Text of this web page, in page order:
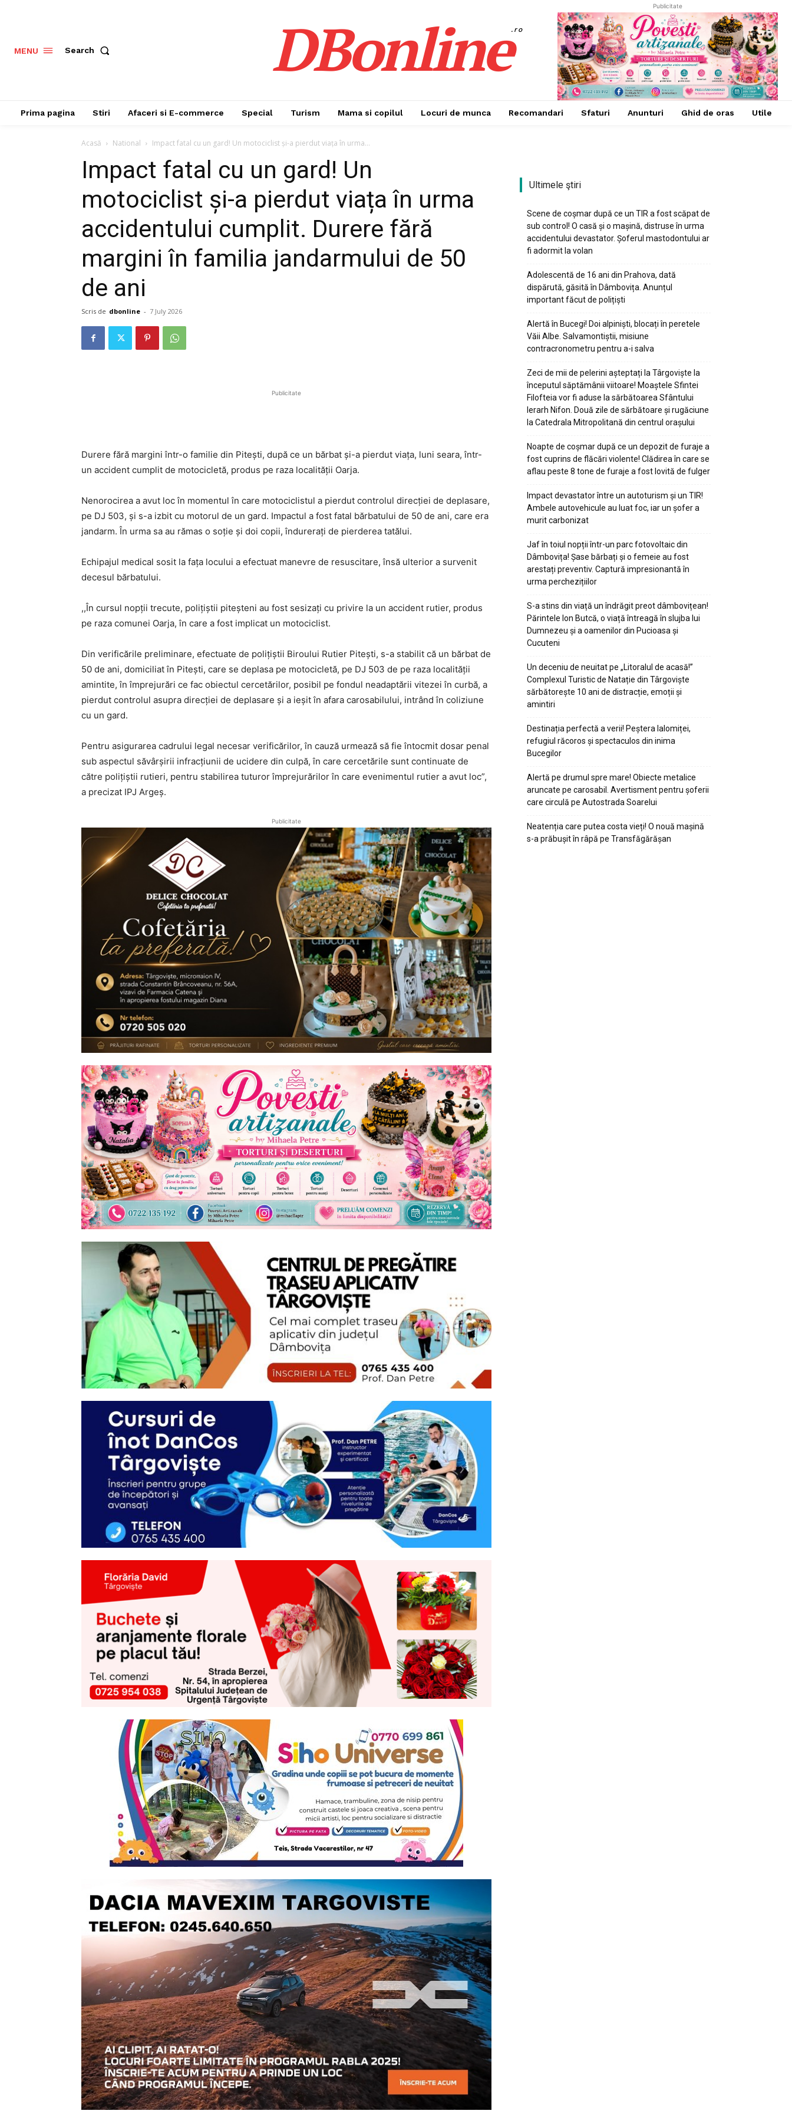
MENU Search DBonline.ro
Publicitate
Prima pagina Stiri Afaceri si E-commerce Special Turism Mama si copilul Locuri de munca Recomandari Sfaturi Anunturi Ghid de oras Utile
Acasă National Impact fatal cu un gard! Un motociclist și-a pierdut viața în urma...
Impact fatal cu un gard! Un
motociclist și-a pierdut viața în urma
accidentului cumplit. Durere fără
margini în familia jandarmului de 50
de ani
Scris de dbonline - 7 July 2026
Publicitate
Durere fără margini într-o familie din Pitești, după ce un bărbat și-a pierdut viața, luni seara, într-
un accident cumplit de motocicletă, produs pe raza localității Oarja.
Nenorocirea a avut loc în momentul în care motociclistul a pierdut controlul direcției de deplasare,
pe DJ 503, și s-a izbit cu motorul de un gard. Impactul a fost fatal bărbatului de 50 de ani, care era
jandarm. În urma sa au rămas o soție și doi copii, îndurerați de pierderea tatălui.
Echipajul medical sosit la fața locului a efectuat manevre de resuscitare, însă ulterior a survenit
decesul bărbatului.
,,În cursul nopții trecute, polițiștii piteșteni au fost sesizați cu privire la un accident rutier, produs
pe raza comunei Oarja, în care a fost implicat un motociclist.
Din verificările preliminare, efectuate de polițiștii Biroului Rutier Pitești, s-a stabilit că un bărbat de
50 de ani, domiciliat în Pitești, care se deplasa pe motocicletă, pe DJ 503 de pe raza localității
amintite, în împrejurări ce fac obiectul cercetărilor, posibil pe fondul neadaptării vitezei în curbă, a
pierdut controlul asupra direcției de deplasare și a ieșit în afara carosabilului, intrând în coliziune
cu un gard.
Pentru asigurarea cadrului legal necesar verificărilor, în cauză urmează să fie întocmit dosar penal
sub aspectul săvârșirii infracțiunii de ucidere din culpă, în care cercetările sunt continuate de
către polițiștii rutieri, pentru stabilirea tuturor împrejurărilor în care evenimentul rutier a avut loc”,
a precizat IPJ Argeș.
Publicitate
Ultimele ştiri
Scene de coșmar după ce un TIR a fost scăpat de
sub control! O casă și o mașină, distruse în urma
accidentului devastator. Șoferul mastodontului ar
fi adormit la volan
Adolescentă de 16 ani din Prahova, dată
dispărută, găsită în Dâmbovița. Anunțul
important făcut de polițiști
Alertă în Bucegi! Doi alpiniști, blocați în peretele
Văii Albe. Salvamontiștii, misiune
contracronometru pentru a-i salva
Zeci de mii de pelerini așteptați la Târgoviște la
începutul săptămânii viitoare! Moaștele Sfintei
Filofteia vor fi aduse la sărbătoarea Sfântului
Ierarh Nifon. Două zile de sărbătoare și rugăciune
la Catedrala Mitropolitană din centrul orașului
Noapte de coșmar după ce un depozit de furaje a
fost cuprins de flăcări violente! Clădirea în care se
aflau peste 8 tone de furaje a fost lovită de fulger
Impact devastator între un autoturism și un TIR!
Ambele autovehicule au luat foc, iar un șofer a
murit carbonizat
Jaf în toiul nopții într-un parc fotovoltaic din
Dâmbovița! Șase bărbați și o femeie au fost
arestați preventiv. Captură impresionantă în
urma perchezițiilor
S-a stins din viață un îndrăgit preot dâmbovițean!
Părintele Ion Butcă, o viață întreagă în slujba lui
Dumnezeu și a oamenilor din Pucioasa și
Cucuteni
Un deceniu de neuitat pe „Litoralul de acasă!”
Complexul Turistic de Natație din Târgoviște
sărbătorește 10 ani de distracție, emoții și
amintiri
Destinația perfectă a verii! Peștera Ialomiței,
refugiul răcoros și spectaculos din inima
Bucegilor
Alertă pe drumul spre mare! Obiecte metalice
aruncate pe carosabil. Avertisment pentru șoferii
care circulă pe Autostrada Soarelui
Neatenția care putea costa vieți! O nouă mașină
s-a prăbușit în râpă pe Transfăgărășan